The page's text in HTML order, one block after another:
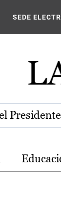
SEDE
Presidente